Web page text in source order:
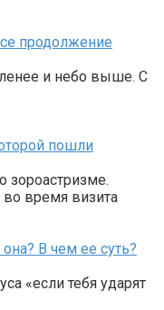
продолжение
и небо выше. С
пошли
зороастризме.
время визита
В чем ее суть?
«если тебя ударят